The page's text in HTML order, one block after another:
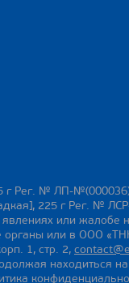
г Рег. № ЛП-
225 г Рег. №
или жалобе
органы или в ООО
1, стр. 2,
находиться